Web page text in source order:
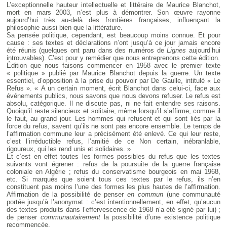
L’exceptionnelle hauteur intellectuelle et littéraire de Maurice Blanchot,
mort en mars 2003, n’est plus à démontrer. Son œuvre rayonne
aujourd’hui très au-delà des frontières françaises, influençant la
philosophie aussi bien que la littérature.
Sa pensée politique, cependant, est beaucoup moins connue. Et pour
cause : ses textes et déclarations n’ont jusqu’à ce jour jamais encore
été réunis (quelques ont paru dans des numéros deLignes aujourd’hui
introuvables). C’est pour y remédier que nous entreprenons cette édition.
Édition que nous faisons commencer en 1958 avec le premier texte
« politique » publié par Maurice Blanchot depuis la guerre. Un texte
essentiel, d’opposition à la prise du pouvoir par De Gaulle, intitulé « Le
Refus ». « A un certain moment, écrit Blanchot dans celui-ci, face aux
événements publics, nous savons que nous devons refuser. Le refus est
absolu, catégorique. Il ne discute pas, ni ne fait entendre ses raisons.
Quoiqu’il reste silencieux et solitaire, même lorsqu’il s’affirme, comme il
le faut, au grand jour. Les hommes qui refusent et qui sont liés par la
force du refus, savent qu’ils ne sont pas encore ensemble. Le temps de
l’affirmation commune leur a précisément été enlevé. Ce qui leur reste,
c’est l’irréductible refus, l’amitié de ce Non certain, inébranlable,
rigoureux, qui les rend unis et solidaires. »
Et c’est en effet toutes les formes possibles du refus que les textes
suivants vont égrener : refus de la poursuite de la guerre française
coloniale en Algérie ; refus du conservatisme bourgeois en mai 1968,
etc. Si marqués que soient tous ces textes par le refus, ils n’en
constituent pas moins l’une des formes les plus hautes de l’affirmation.
Affirmation de la possibilité de penseren commun(une communauté
portée jusqu’à l’anonymat : c’est intentionnellement, en effet, qu’aucun
des textes produits dans l’effervescence de 1968 n’a été signé par lui) ;
de penser communautairement
la possibilité d’une existence politique
recommencée.